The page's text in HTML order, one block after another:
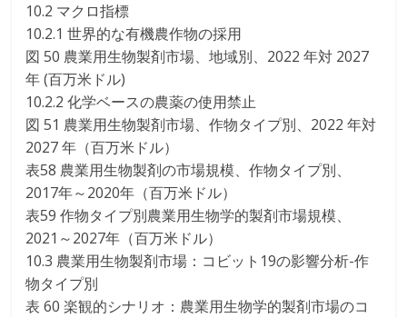
10.2 マクロ指標
10.2.1 世界的な有機農作物の採用
図 50 農業用生物製剤市場、地域別、2022 年対 2027
年 (百万米ドル)
10.2.2 化学ベースの農薬の使用禁止
図 51 農業用生物製剤市場、作物タイプ別、2022 年対
2027 年（百万米ドル）
表58 農業用生物製剤の市場規模、作物タイプ別、
2017年～2020年（百万米ドル）
表59 作物タイプ別農業用生物学的製剤市場規模、
2021～2027年（百万米ドル）
10.3 農業用生物製剤市場：コビット19の影響分析-作
物タイプ別
表 60 楽観的シナリオ：農業用生物学的製剤市場のコ